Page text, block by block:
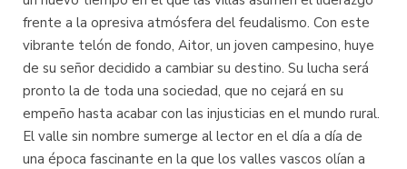
frente a la opresiva atmósfera del feudalismo. Con este
vibrante telón de fondo, Aitor, un joven campesino, huye
de su señor decidido a cambiar su destino. Su lucha será
pronto la de toda una sociedad, que no cejará en su
empeño hasta acabar con las injusticias en el mundo rural.
El valle sin nombre sumerge al lector en el día a día de
una época fascinante en la que los valles vascos olían a